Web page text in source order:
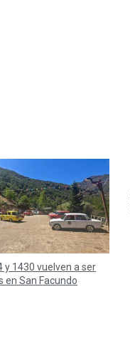
y 1430 vuelven a ser
en San Facundo